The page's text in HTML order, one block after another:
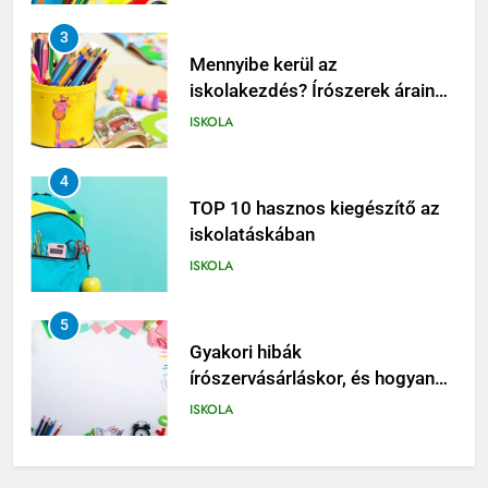
4
TOP 10 hasznos kiegészítő az
iskolatáskában
ISKOLA
5
Gyakori hibák
írószervásárláskor, és hogyan
kerüld el őket
ISKOLA
6
Írószerlisták iskolatípus szerint
– ovi, alsó, felső, középiskola
ISKOLA
7